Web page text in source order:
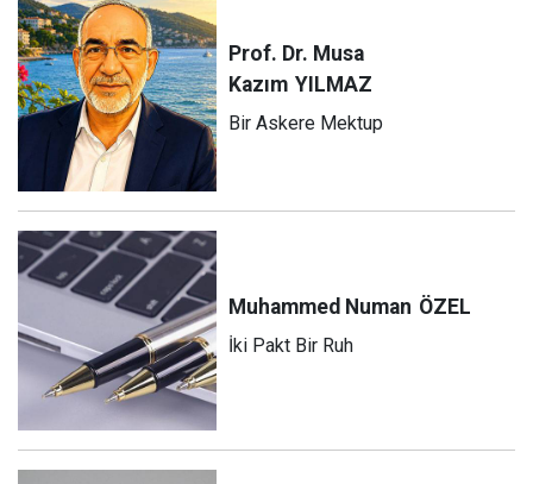
Prof. Dr. Musa
Kazım YILMAZ
Bir Askere Mektup
Muhammed Numan ÖZEL
İki Pakt Bir Ruh